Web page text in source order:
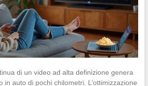
di un video ad alta definizione genera
in auto di pochi chilometri. L’ottimizzazione